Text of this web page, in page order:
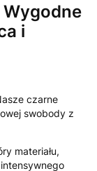
i
czarne
swobody z
materiału,